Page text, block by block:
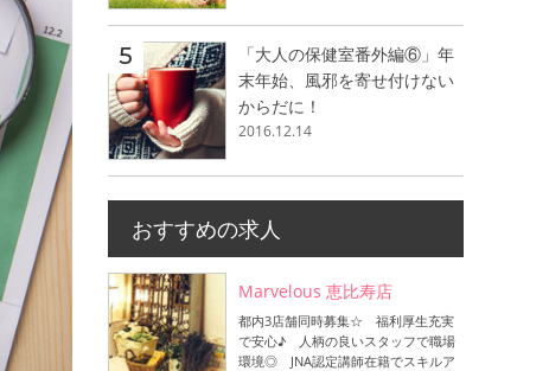
「大人の保健室番外編⑥」年
末年始、風邪を寄せ付けない
からだに！
2016.12.14
おすすめの求人
Marvelous 恵比寿店
都内3店舗同時募集☆ 福利厚生充実
で安心♪ 人柄の良いスタッフで職場
環境◎ JNA認定講師在籍でスキルア